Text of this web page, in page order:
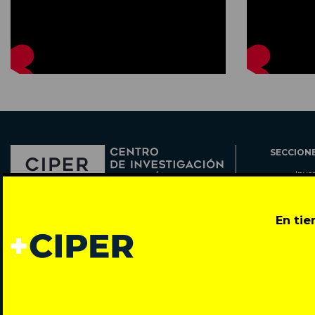
En
Todos los derechos reservados © 2007-2026